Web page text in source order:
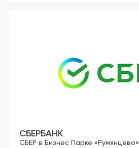
СБЕРБАНК
СБЕР в Бизнес Парке «Румянцево»